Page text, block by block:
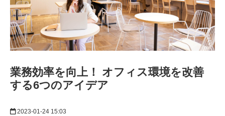
About
業務効率を向上！ オフィス環境を改善
する6つのアイデア
2023-01-24 15:03